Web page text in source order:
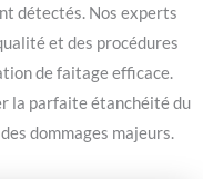
détectés. Nos experts
et des procédures
de faitage efficace.
la parfaite étanchéité du
dommages majeurs.